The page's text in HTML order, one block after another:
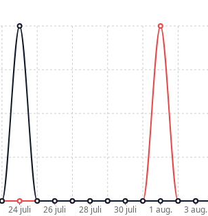
24 juli 26 juli 28 juli 30 juli 1 aug. 3 aug.